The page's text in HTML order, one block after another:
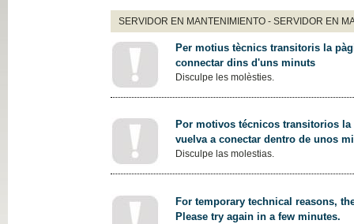
SERVIDOR EN MANTENIMIENTO - SERVIDOR EN
Per motius tècnics transitoris la
connectar dins d'uns minuts
Disculpe les molèsties.
Por motivos técnicos transitorios
vuelva a conectar dentro de unos
Disculpe las molestias.
For temporary technical reasons,
Please try again in a few minutes.